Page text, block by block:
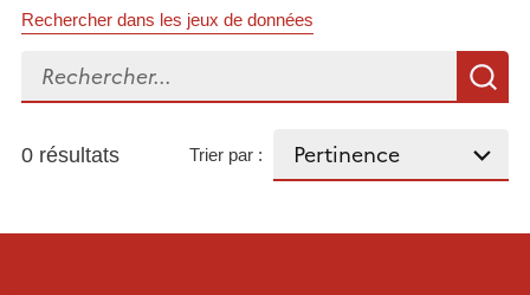
Rechercher dans les jeux de données
Rechercher...
0 résultats Trier par :